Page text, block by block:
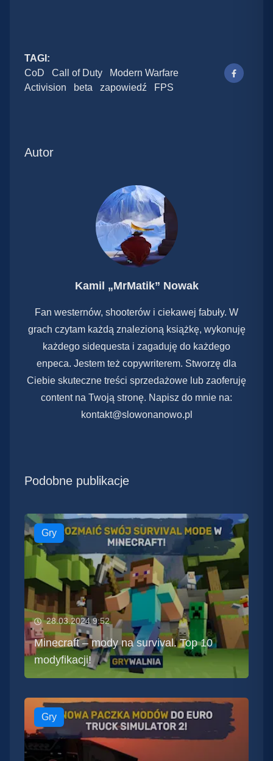
TAGI:
CoD
Call of Duty
Modern Warfare
Activision
beta zapowiedź FPS
Autor
Kamil „MrMatik” Nowak
Fan westernów, shooterów i ciekawej fabuły. W
grach czytam każdą znalezioną książkę, wykonuję
każdego sidequesta i zagaduję do każdego
enpeca. Jestem też copywriterem. Stworzę dla
Ciebie skuteczne treści sprzedażowe lub zaoferuję
content na Twoją stronę. Napisz do mnie na:
kontakt@slowonanowo.pl
Podobne publikacje
Gry
28.03.2024 9:52
Minecraft – mody na survival. Top 10
modyfikacji!
Gry